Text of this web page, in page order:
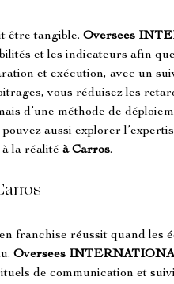
être tangible. Oversees
et les indicateurs afin
et exécution, avec un
vous réduisez les
d’une méthode de
aussi explorer
à la réalité à Carros.
franchise réussit quand les
Oversees
de communication et